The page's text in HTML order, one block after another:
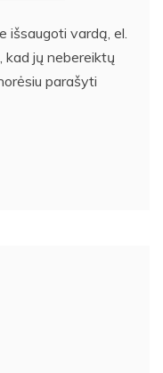
išsaugoti vardą, el.
kad jų nebereiktų
parašyti